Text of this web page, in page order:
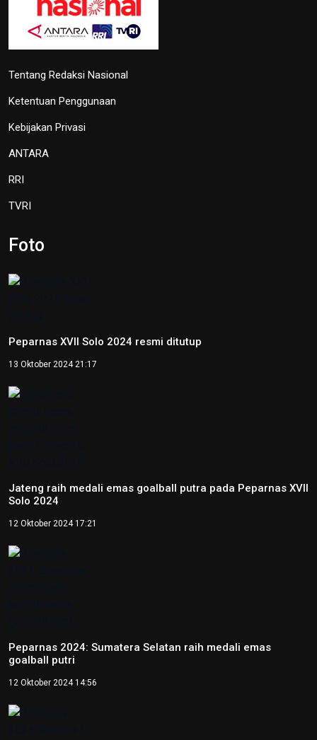
Tentang Redaksi Nasional
Ketentuan Penggunaan
Kebijakan Privasi
ANTARA
RRI
TVRI
Foto
Peparnas XVII Solo 2024 resmi ditutup
13 Oktober 2024 21:17
Jateng raih medali emas goalball putra pada Peparnas XVII
Solo 2024
12 Oktober 2024 17:21
Peparnas 2024: Sumatera Selatan raih medali emas
goalball putri
12 Oktober 2024 14:56